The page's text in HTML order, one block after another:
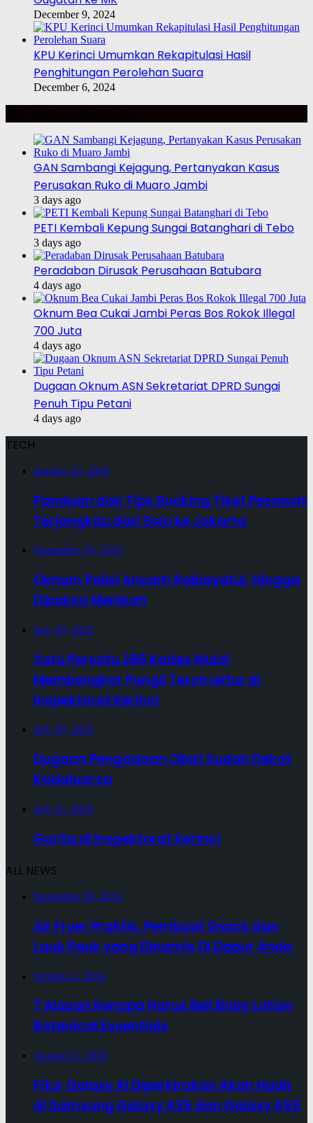
December 9, 2024
KPU Kerinci Umumkan Rekapitulasi Hasil
Penghitungan Perolehan Suara
December 6, 2024
GAN Sambangi Kejagung, Pertanyakan Kasus
Perusakan Ruko di Muaro Jambi
3 days ago
PETI Kembali Kepung Sungai Batanghari di Tebo
3 days ago
Peradaban Dirusak Perusahaan Batubara
4 days ago
Oknum Bea Cukai Jambi Peras Bos Rokok Illegal
700 Juta
4 days ago
Dugaan Oknum ASN Sekretariat DPRD Sungai
Penuh Tipu Petani
4 days ago
TECH
January 19, 2026
Panduan dan Tips Booking Tiket Pesawat
Terjangkau dari Solo ke Jakarta
September 19, 2025
Oknum Polisi Ancam Robiayatul, Hingga
Dipaksa Menikah
July 30, 2025
Satu Persatu 286 Kades Mulai
Membongkar Pungli Terstruktur di
Inspektorat Kerinci
July 29, 2025
Dugaan Pengadaan Obat Sudah Dekat
Kadaluarsa
July 25, 2025
Gurita di Inspektorat Kerinci
ALL NEWS
November 29, 2024
Air Fryer Praktis, Pembuat Snack dan
Lauk Pauk yang Dinamis Di Dapur Anda
October 2, 2024
7 Alasan Kenapa Harus Beli Body Lotion
Botanical Essentials
August 12, 2024
Fitur Galaxy AI Diperkirakan Akan Hadir
di Samsung Galaxy A35 dan Galaxy A55